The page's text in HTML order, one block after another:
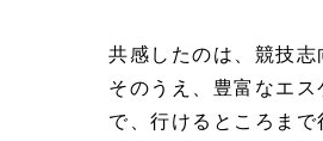
共感したのは、競技志
そのうえ、豊富なエ
で、行けるところま